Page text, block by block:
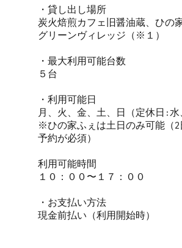
・貸し出し場所
炭火焙煎カフェ旧醤油蔵、ひの
グリーンヴィレッジ（※１）
・最大利用可能台数
５台
・利用可能日
月、火、金、土、日（定休日:水
※ひの家ふぇは土日のみ可能（2
予約が必須）
利用可能時間
１０：００〜１７：００
・お支払い方法
現金前払い（利用開始時）